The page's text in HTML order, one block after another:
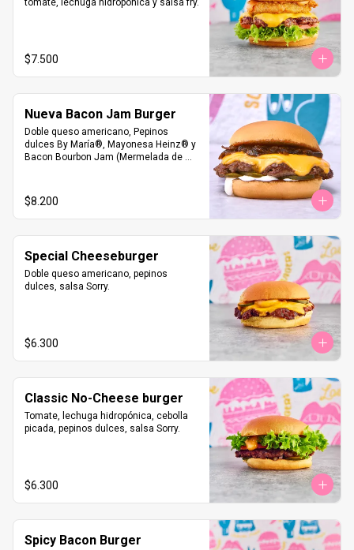
tomate, lechuga hidropónica y salsa fry.
$7.500
Nueva Bacon Jam Burger
Doble queso americano, Pepinos
dulces By María®, Mayonesa Heinz® y
Bacon Bourbon Jam (Mermelada de
$8.200
Special Cheeseburger
Doble queso americano, pepinos
dulces, salsa Sorry.
$6.300
Classic No-Cheese burger
Tomate, lechuga hidropónica, cebolla
picada, pepinos dulces, salsa Sorry.
$6.300
Spicy Bacon Burger